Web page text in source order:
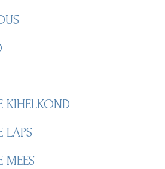
KIHELKOND
LAPS
MEES